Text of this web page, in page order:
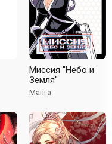
Миссия "Небо и
Земля"
Манга